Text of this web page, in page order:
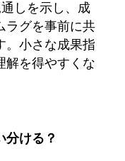
しを示し、成
ラグを事前に共
。小さな成果指
解を得やすくな
分ける？